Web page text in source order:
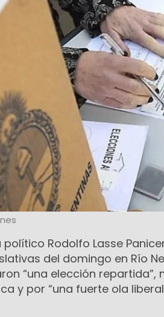
Rodolfo Lasse
del domingo en Río
“una elección
y por “una fuerte ola